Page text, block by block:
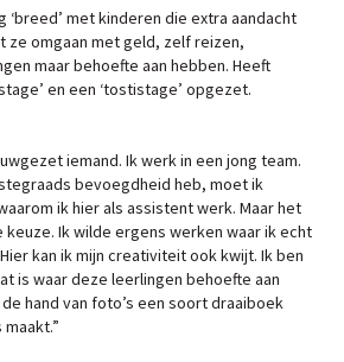
met kinderen die extra aandacht
ze omgaan met geld, zelf reizen,
maar behoefte aan hebben. Heeft
en een ‘tostistage’ opgezet.
iemand. Ik werk in een jong team.
bevoegdheid heb, moet ik
ik hier als assistent werk. Maar het
Ik wilde ergens werken waar ik echt
kan ik mijn creativiteit ook kwijt. Ik ben
is waar deze leerlingen behoefte aan
hand van foto’s een soort draaiboek